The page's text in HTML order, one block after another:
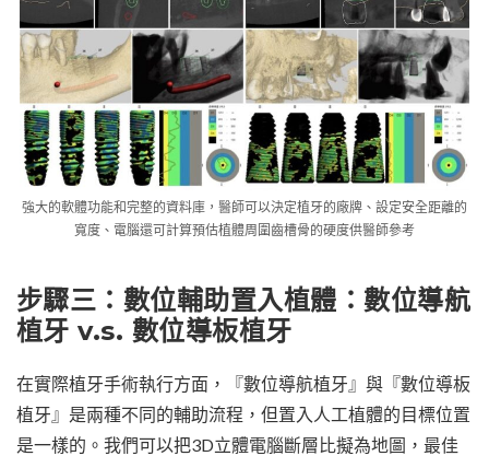
強大的軟體功能和完整的資料庫，醫師可以決定植牙的廠牌、設定安全距離的
寬度、電腦還可計算預估植體周圍齒槽骨的硬度供醫師參考
步驟三：數位輔助置入植體：數位導航
植牙 v.s. 數位導板植牙
在實際植牙手術執行方面，『數位導航植牙』與『數位導板
植牙』是兩種不同的輔助流程，但置入人工植體的目標位置
是一樣的。我們可以把3D立體電腦斷層比擬為地圖，最佳